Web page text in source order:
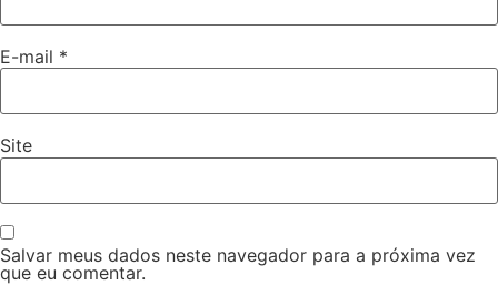
E-mail *
Site
Salvar meus dados neste navegador para a próxima vez
que eu comentar.